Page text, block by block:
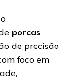
porcas
de precisão
foco em